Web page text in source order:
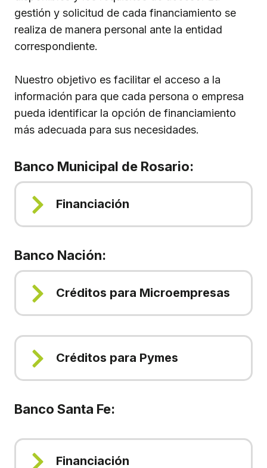
gestión y solicitud de cada financiamiento se
realiza de manera personal ante la entidad
correspondiente.
Nuestro objetivo es facilitar el acceso a la
información para que cada persona o empresa
pueda identificar la opción de financiamiento
más adecuada para sus necesidades.
Banco Municipal de Rosario:
Financiación
Banco Nación:
Créditos para Microempresas
Créditos para Pymes
Banco Santa Fe:
Financiación